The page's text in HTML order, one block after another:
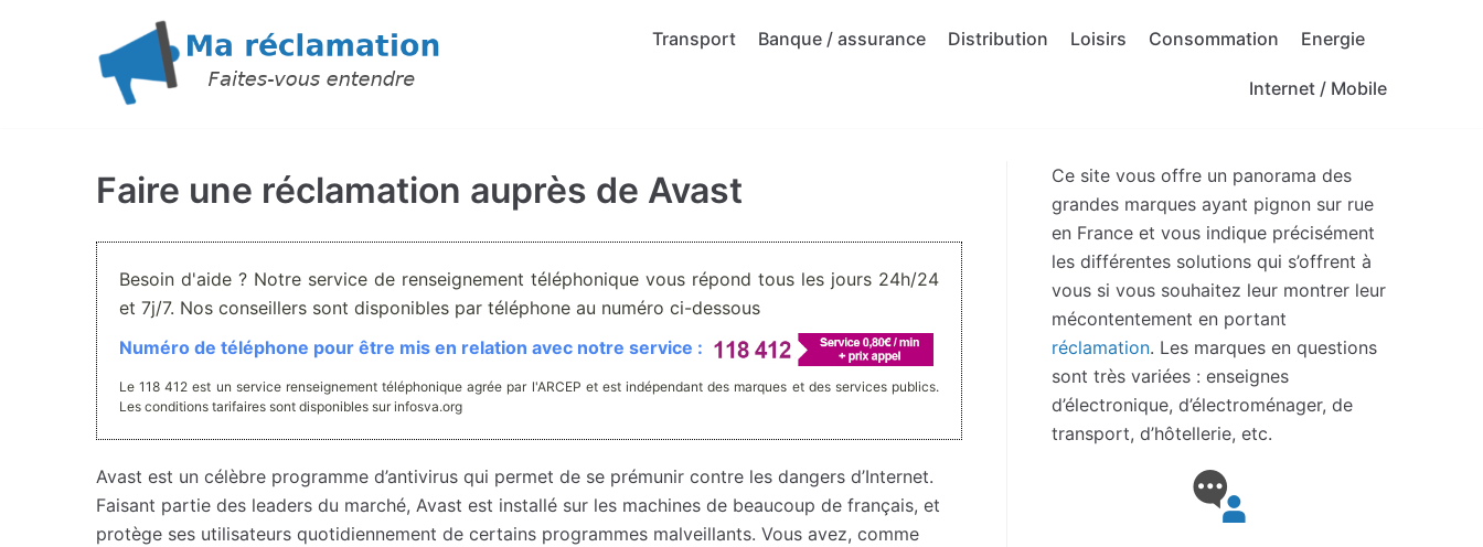
Transport Banque / assurance Distribution Loisirs Consommation Energie
Internet / Mobile
Faire une réclamation auprès de Avast
Besoin d'aide ? Notre service de renseignement téléphonique vous répond tous les jours 24h/24
et 7j/7. Nos conseillers sont disponibles par téléphone au numéro ci-dessous
Numéro de téléphone pour être mis en relation avec notre service :
Le 118 412 est un service renseignement téléphonique agrée par l'ARCEP et est indépendant des marques et des services publics.
Les conditions tarifaires sont disponibles sur infosva.org
Avast est un célèbre programme d’antivirus qui permet de se prémunir contre les dangers d’Internet.
Faisant partie des leaders du marché, Avast est installé sur les machines de beaucoup de français, et
protège ses utilisateurs quotidiennement de certains programmes malveillants. Vous avez, comme
Ce site vous offre un panorama des
grandes marques ayant pignon sur rue
en France et vous indique précisément
les différentes solutions qui s’offrent à
vous si vous souhaitez leur montrer leur
mécontentement en portant
réclamation. Les marques en questions
sont très variées : enseignes
d’électronique, d’électroménager, de
transport, d’hôtellerie, etc.